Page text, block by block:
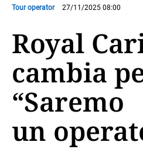
Tour operator 27/11/2025 08:00
Royal
cambia
“Saremo
un